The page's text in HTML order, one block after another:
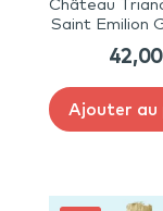
Saint Emilion
42,00
Ajouter au